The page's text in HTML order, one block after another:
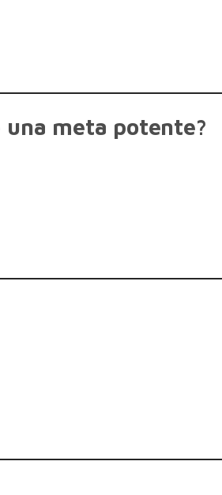
una meta potente?